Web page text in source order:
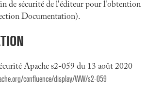
de sécurité de l'éditeur pour l'obtention
Documentation).
Apache s2-059 du 13 août 2020
confluence/display/WW/s2-059